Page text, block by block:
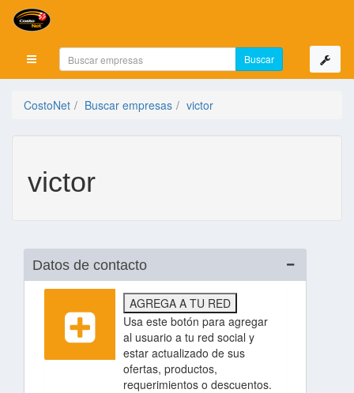
Mostrar menú
CostoNet Buscar empresas victor
victor
Datos de contacto
AGREGA A TU RED
Usa este botón para agregar
al usuario a tu red social y
estar actualizado de sus
ofertas, productos,
requerimientos o descuentos.